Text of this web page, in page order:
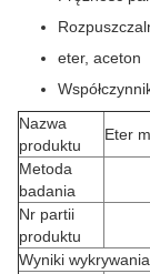
eter, aceton
Nazwa
produktu
Eter
Metoda
badania
Nr partii
produktu
Wyniki wykrywania